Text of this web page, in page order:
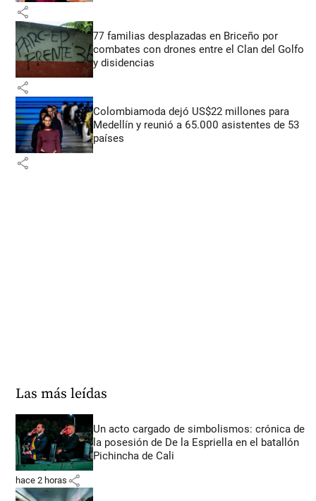
share
77 familias desplazadas en Briceño por
combates con drones entre el Clan del Golfo
y disidencias
share
Colombiamoda dejó US$22 millones para
Medellín y reunió a 65.000 asistentes de 53
países
share
Las más leídas
Un acto cargado de simbolismos: crónica de
la posesión de De la Espriella en el batallón
Pichincha de Cali
hace 2 horas share